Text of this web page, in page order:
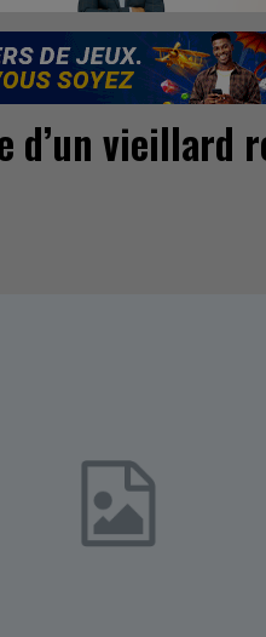
d’un vieillard